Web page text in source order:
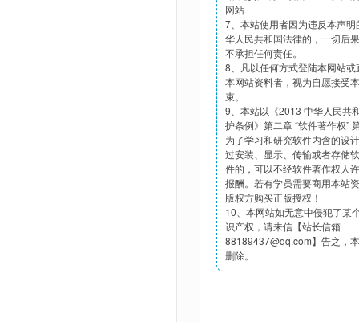
网站
7、本站使用者因为违反本声
华人民共和国法律的，一切后
不承担任何责任。
8、凡以任何方式登陆本网站
本网站资料者，视为自愿接受
束。
9、本站以《2013 中华人民共
护条例》第二章 “软件著作权”
为了学习和研究软件内含的设
过安装、显示、传输或者存储
件的，可以不经软件著作权人
报酬。若有学员需要商用本站
版权方购买正版授权！
10、本网站如无意中侵犯了某
识产权，请来信【站长信箱
88189437@qq.com】告之，
删除。